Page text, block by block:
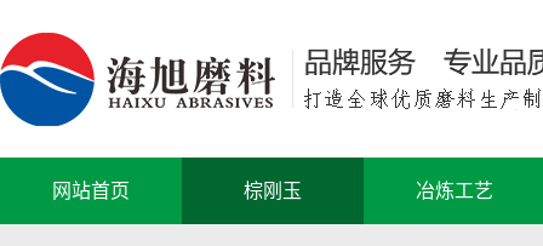
网站首页 棕刚玉 冶炼工艺